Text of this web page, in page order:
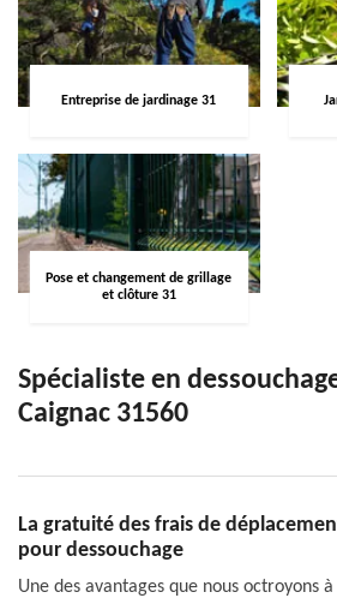
Entreprise de jardinage 31
Pose et changement de grillage
et clôture 31
Spécialiste en
Caignac 31560
La gratuité des frais de
pour dessouchage
Une des avantages que nous octroyons